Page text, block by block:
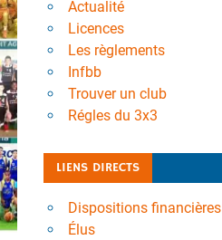
Actualité
Licences
Les règlements
Infbb
Trouver un club
Régles du 3x3
LIENS DIRECTS
Dispositions financières
Élus